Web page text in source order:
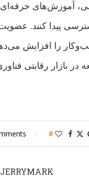
آموزش‌های
پیدا کنند.
را افزایش
بازار رقابتی
0
JERRYMARK